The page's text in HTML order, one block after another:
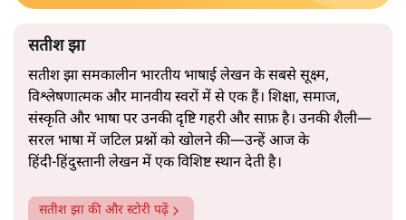
सतीश झा
सतीश झा समकालीन भारतीय भाषाई लेखन के सबसे सूक्ष्म,
विश्लेषणात्मक और मानवीय स्वरों में से एक हैं। शिक्षा, समाज,
संस्कृति और भाषा पर उनकी दृष्टि गहरी और साफ़ है। उनकी शैली—
सरल भाषा में जटिल प्रश्नों को खोलने की—उन्हें आज के
हिंदी‑हिंदुस्तानी लेखन में एक विशिष्ट स्थान देती है।
सतीश झा की और स्टोरी पढ़ें